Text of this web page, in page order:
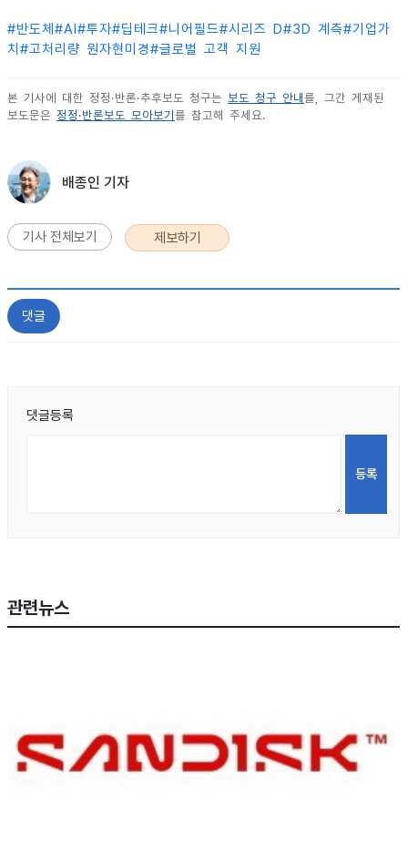
#반도체 #AI #투자#딥테크#니어필드#시리즈 D#3D 계측#기업가
치 #고처리량 원자현미경#글로벌 고객 지원
본 기사에 대한 정정·반론·추후보도 청구는 보도 청구 안내 를, 그간 게재된
보도문은 정정·반론보도 모아보기 를 참고해 주세요.
배종인 기자
기사 전체보기 제보하기
댓글
댓글등록
관련뉴스